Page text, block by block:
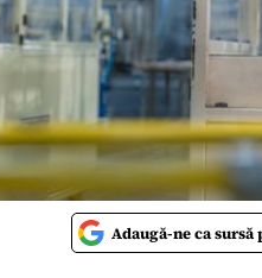
Adaugă-ne ca